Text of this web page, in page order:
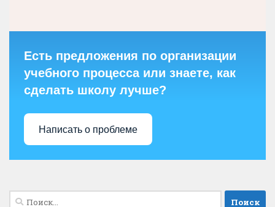
Есть предложения по организации
учебного процесса или знаете, как
сделать школу лучше?
Написать о проблеме
Найти: